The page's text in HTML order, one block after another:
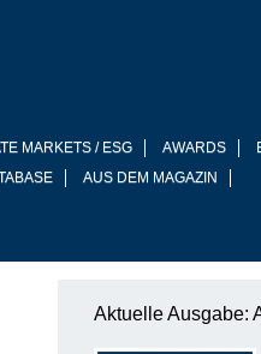
MARKETS / ESG AWARDS
AUS DEM MAGAZIN
Aktuelle Ausgabe: